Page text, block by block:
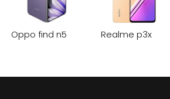
Realme p3x
Oppo find n5